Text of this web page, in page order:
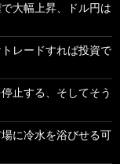
大幅上昇、ドル円は
レードすれば投資で
止する、そしてそう
に冷水を浴びせる可